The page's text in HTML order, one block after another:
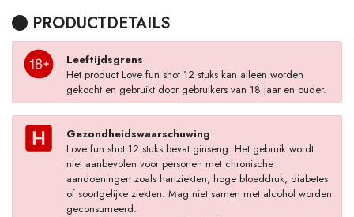
PRODUCTDETAILS
Leeftijdsgrens
Het product Love fun shot 12 stuks kan alleen worden
gekocht en gebruikt door gebruikers van 18 jaar en ouder.
Gezondheidswaarschuwing
Love fun shot 12 stuks bevat ginseng. Het gebruik wordt
niet aanbevolen voor personen met chronische
aandoeningen zoals hartziekten, hoge bloeddruk, diabetes
of soortgelijke ziekten. Mag niet samen met alcohol worden
geconsumeerd.